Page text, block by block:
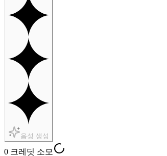
음성 생성
0 크레딧 소모